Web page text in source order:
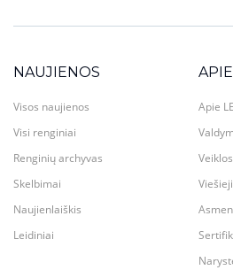
NAUJIENOS
Visos naujienos
Visi renginiai
Renginių archyvas
Skelbimai
Naujienlaiškis
Leidiniai
APIE
Apie